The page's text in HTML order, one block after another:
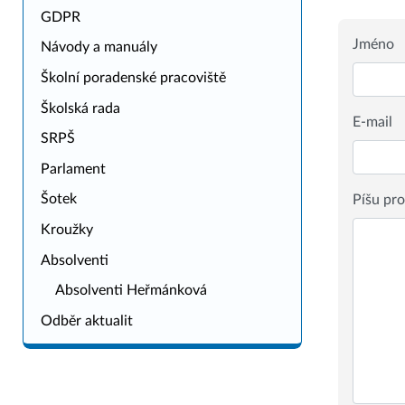
GDPR
Návody a manuály
Školní poradenské pracoviště
Školská rada
SRPŠ
Parlament
Šotek
Kroužky
Absolventi
Absolventi Heřmánková
Odběr aktualit
Jméno
E-mail
Píšu